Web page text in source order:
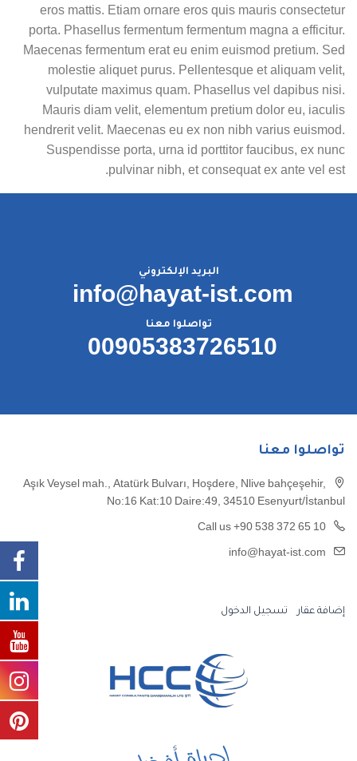
eros mattis. Etiam ornare eros quis mauris consectetur
porta. Phasellus fermentum fermentum magna a efficitur.
Maecenas fermentum erat eu enim euismod pretium. Sed
molestie aliquet purus. Pellentesque et aliquam velit,
vulputate maximus quam. Phasellus vel dapibus nisi.
Mauris diam velit, elementum pretium dolor eu, iaculis
hendrerit velit. Maecenas eu ex non nibh varius euismod.
Suspendisse porta, urna id porttitor faucibus, ex nunc
pulvinar nibh, et consequat ex ante vel est.
البريد الإلكتروني
info@hayat-ist.com
تواصلوا معنا
00905383726510
تواصلوا معنا
Aşık Veysel mah., Atatürk Bulvarı, Hoşdere, Nlive bahçeşehir,
No:16 Kat:10 Daire:49, 34510 Esenyurt/İstanbul
Call us +90 538 372 65 10
info@hayat-ist.com
إضافة عقار تسجيل الدخول